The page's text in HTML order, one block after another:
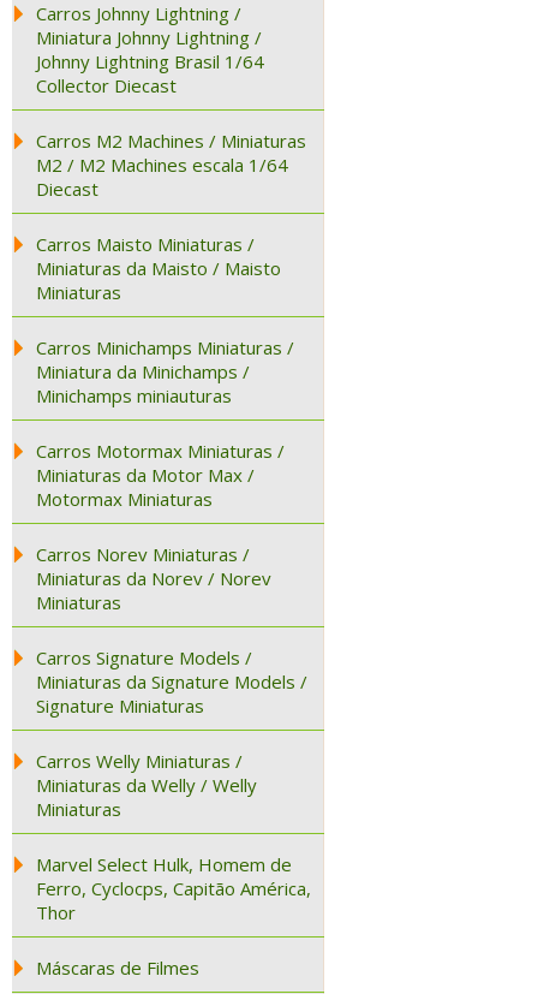
Carros Johnny Lightning /
Miniatura Johnny Lightning /
Johnny Lightning Brasil 1/64
Collector Diecast
Carros M2 Machines / Miniaturas
M2 / M2 Machines escala 1/64
Diecast
Carros Maisto Miniaturas /
Miniaturas da Maisto / Maisto
Miniaturas
Carros Minichamps Miniaturas /
Miniatura da Minichamps /
Minichamps miniauturas
Carros Motormax Miniaturas /
Miniaturas da Motor Max /
Motormax Miniaturas
Carros Norev Miniaturas /
Miniaturas da Norev / Norev
Miniaturas
Carros Signature Models /
Miniaturas da Signature Models /
Signature Miniaturas
Carros Welly Miniaturas /
Miniaturas da Welly / Welly
Miniaturas
Marvel Select Hulk, Homem de
Ferro, Cyclocps, Capitão América,
Thor
Máscaras de Filmes